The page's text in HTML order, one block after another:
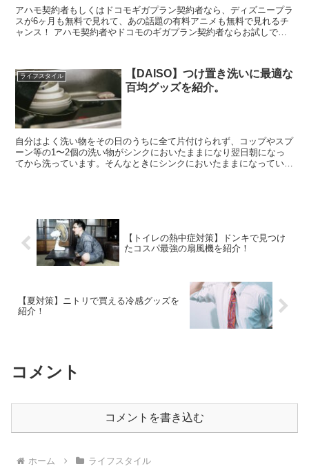
アハモ契約者もしくはドコモギガプラン契約者なら、ディズニープラ
スが6ヶ月も無料で見れて、あの話題の有料アニメも無料で見れるチ
ャンス！ アハモ契約者やドコモのギガプラン契約者ならお試しでも
ライフスタイル
【DAISO】つけ置き洗いに最適な
百均グッズを紹介。
自分はよく洗い物をその日のうちに全て片付けられず、コップやスプ
ーン等の1〜2個の洗い物がシンクにおいたままになり翌日朝になっ
てから洗っています。そんなときにシンクにおいたままになっていて
【トイレの熱中症対策】ドンキで見つけ
たコスパ最強の扇風機を紹介！
【夏対策】ニトリで買える冷感グッズを
紹介！
コメント
コメントを書き込む
ホーム ライフスタイル